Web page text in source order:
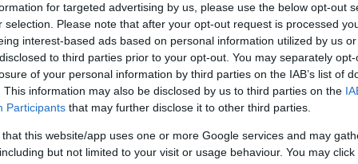
for targeted advertising by us, please use the below opt-out
selection. Please note that after your opt-out request is processed
interest-based ads based on personal information utilized by us
to third parties prior to your opt-out. You may separately
of your personal information by third parties on the IAB’s list of
This information may also be disclosed by us to third parties on the
Participants that may further disclose it to other third parties.
that this website/app uses one or more Google services and may
but not limited to your visit or usage behaviour. You may
Vargas Llosa che
leggere
(e saggi) che raccontano davvero chi è